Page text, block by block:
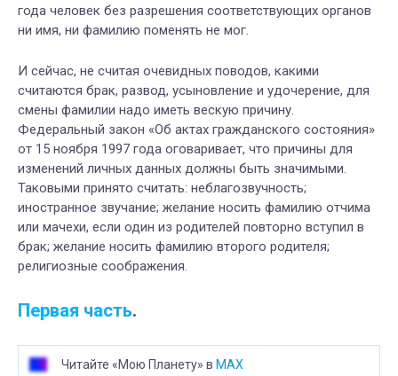
года человек без разрешения соответствующих органов
ни имя, ни фамилию поменять не мог.
И сейчас, не считая очевидных поводов, какими
считаются брак, развод, усыновление и удочерение, для
смены фамилии надо иметь вескую причину.
Федеральный закон «Об актах гражданского состояния»
от 15 ноября 1997 года оговаривает, что причины для
изменений личных данных должны быть значимыми.
Таковыми принято считать: неблагозвучность;
иностранное звучание; желание носить фамилию отчима
или мачехи, если один из родителей повторно вступил в
брак; желание носить фамилию второго родителя;
религиозные соображения.
Первая часть.
Читайте «Мою Планету» в MAX